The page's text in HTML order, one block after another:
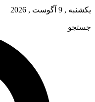
یکشنبه , 9 آگوست , 2026
جستجو